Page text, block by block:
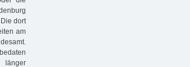
dort
am
länger